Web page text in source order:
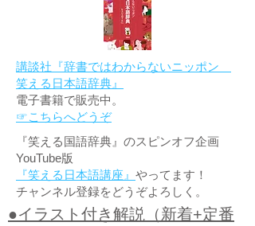
講談社『辞書ではわからないニッポン
笑える日本語辞典』
電子書籍で販売中。
☞こちらへどうぞ
『笑える国語辞典』のスピンオフ企画
YouTube版
『笑える日本語講座』 やってます！
チャンネル登録をどうぞよろしく。
●イラスト付き解説（新着+定番